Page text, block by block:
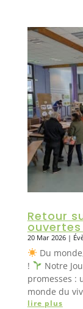
Retour
ouvertes
20 Mar 2026|
Du
!
Notre
promesses :
monde du
lire plus